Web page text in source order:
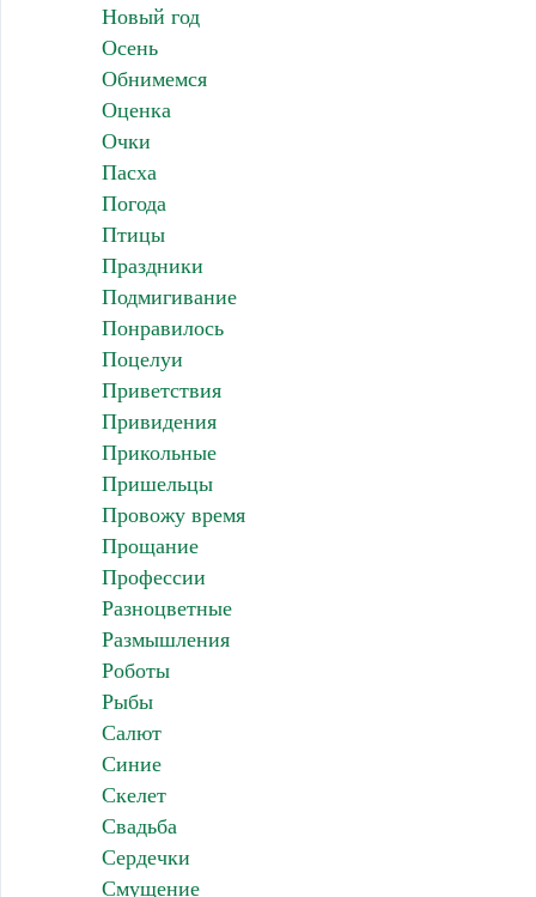
Новый год
Осень
Обнимемся
Оценка
Очки
Пасха
Погода
Птицы
Праздники
Подмигивание
Понравилось
Поцелуи
Приветствия
Привидения
Прикольные
Пришельцы
Провожу время
Прощание
Профессии
Разноцветные
Размышления
Роботы
Рыбы
Салют
Синие
Скелет
Свадьба
Сердечки
Смущение